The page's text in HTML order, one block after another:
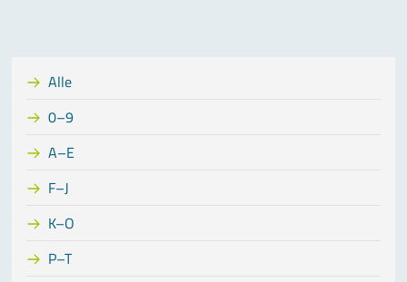
Alle
0–9
A–E
F–J
K–O
P–T